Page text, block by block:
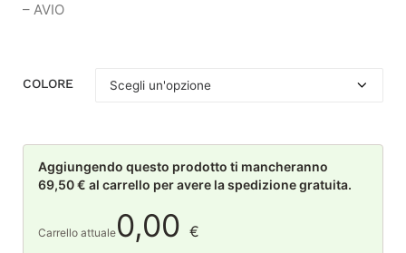
– AVIO
COLORE
Aggiungendo questo prodotto ti mancheranno
69,50 € al carrello per avere la spedizione gratuita.
Carrello attuale0,00 €